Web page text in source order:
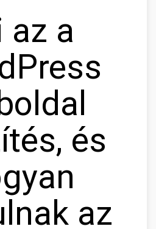
az a
és
az